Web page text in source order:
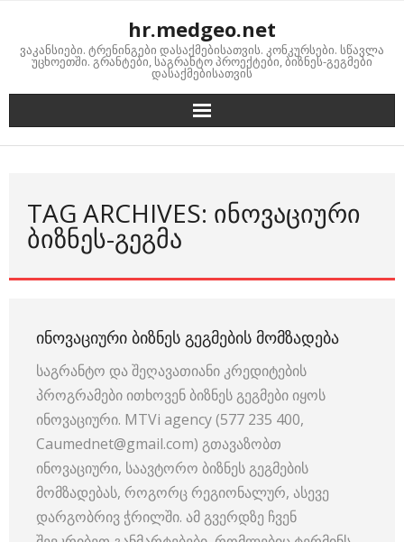
content
hr.medgeo.net
ვაკანსიები. ტრენინგები დასაქმებისათვის. კონკურსები. სწავლა
უცხოეთში. გრანტები, საგრანტო პროექტები, ბიზნეს-გეგმები
დასაქმებისათვის
TAG ARCHIVES: ᲘᲜᲝᲕᲐᲪᲘᲣᲠᲘ
ᲑᲘᲖᲜᲔᲡ-ᲒᲔᲒᲛᲐ
ᲘᲜᲝᲕᲐᲪᲘᲣᲠᲘ ᲑᲘᲖᲜᲔᲡ ᲒᲔᲒᲛᲔᲑᲘᲡ ᲛᲝᲛᲖᲐᲓᲔᲑᲐ
საგრანტო და შეღავათიანი კრედიტების
პროგრამები ითხოვენ ბიზნეს გეგმები იყოს
ინოვაციური. MTVi agency (577 235 400,
Caumednet@gmail.com) გთავაზობთ
ინოვაციური, საავტორო ბიზნეს გეგმების
მომზადებას, როგორც რეგიონალურ, ასევე
დარგობრივ ჭრილში. ამ გვერდზე ჩვენ